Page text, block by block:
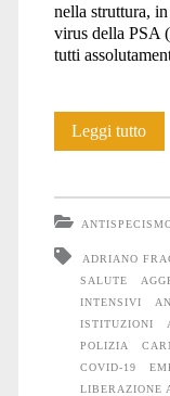
nella struttura,
virus della PSA (
tutti
Leggi tutto
ADRIANO
SALUTE
INTENSIVI
ISTITUZIONI
POLIZIA
COVID-19
LIBERAZIONE